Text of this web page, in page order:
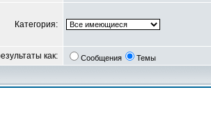
Категория:
как: Сообщения Темы